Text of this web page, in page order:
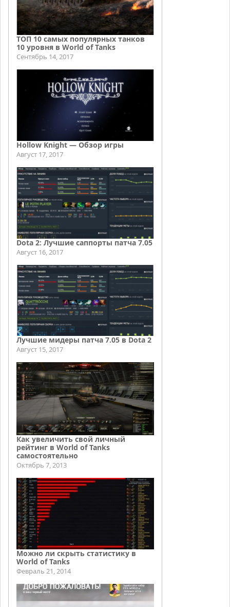
ТОП 10 самых популярных танков
10 уровня в World of Tanks
Сентябрь 14, 2017
Hollow Knight — Обзор игры
Август 17, 2017
Dota 2: Лучшие саппорты патча 7.05
Август 16, 2017
Лучшие мидеры патча 7.05 в Dota 2
Август 15, 2017
Как увеличить свой личный
рейтинг в World of Tanks
самостоятельно
Октябрь 7, 2013
Можно ли скрыть статистику в
World of Tanks
Февраль 21, 2014